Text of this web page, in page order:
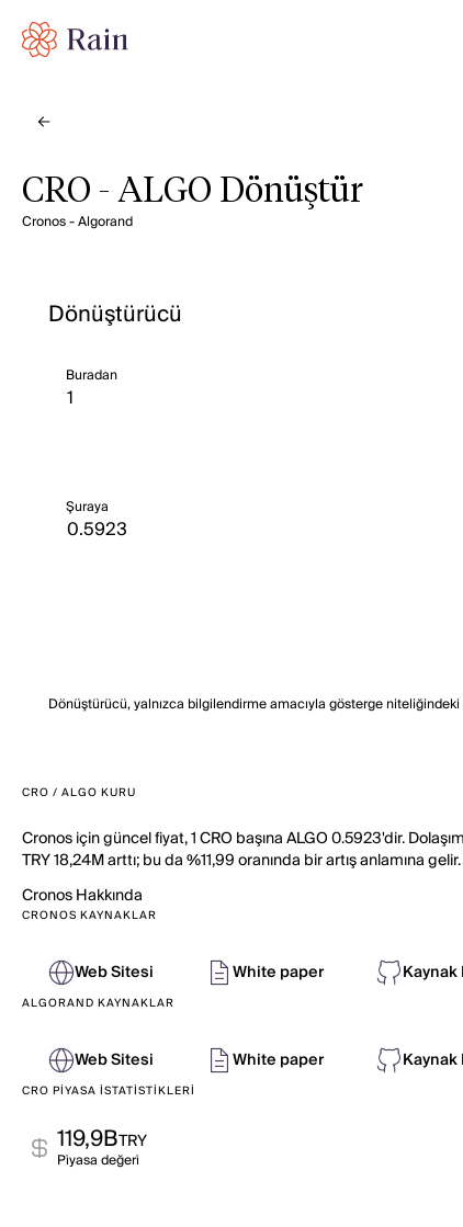
CRO - ALGO Dönüştür
Cronos - Algorand
Dönüştürücü
Buradan
Şuraya
Dönüştürücü, yalnızca bilgilendirme amacıyla gösterge
CRO / ALGO KURU
Cronos için güncel fiyat, 1 CRO başına ALGO 0.5923'dir.
TRY 18,24M arttı; bu da %11,99 oranında bir artış anlamına
CronosHakkında
CRONOS KAYNAKLAR
Web Sitesi White paper
ALGORAND KAYNAKLAR
Web Sitesi White paper
CRO PIYASA İSTATISTIKLERI
119,9BTRY
Pi̇yasa değeri̇